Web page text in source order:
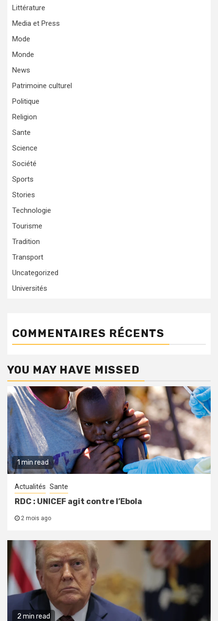
Littérature
Media et Press
Mode
Monde
News
Patrimoine culturel
Politique
Religion
Sante
Science
Société
Sports
Stories
Technologie
Tourisme
Tradition
Transport
Uncategorized
Universités
COMMENTAIRES RÉCENTS
YOU MAY HAVE MISSED
1 min read
Actualités Sante
RDC : UNICEF agit contre l’Ebola
2 mois ago
2 min read